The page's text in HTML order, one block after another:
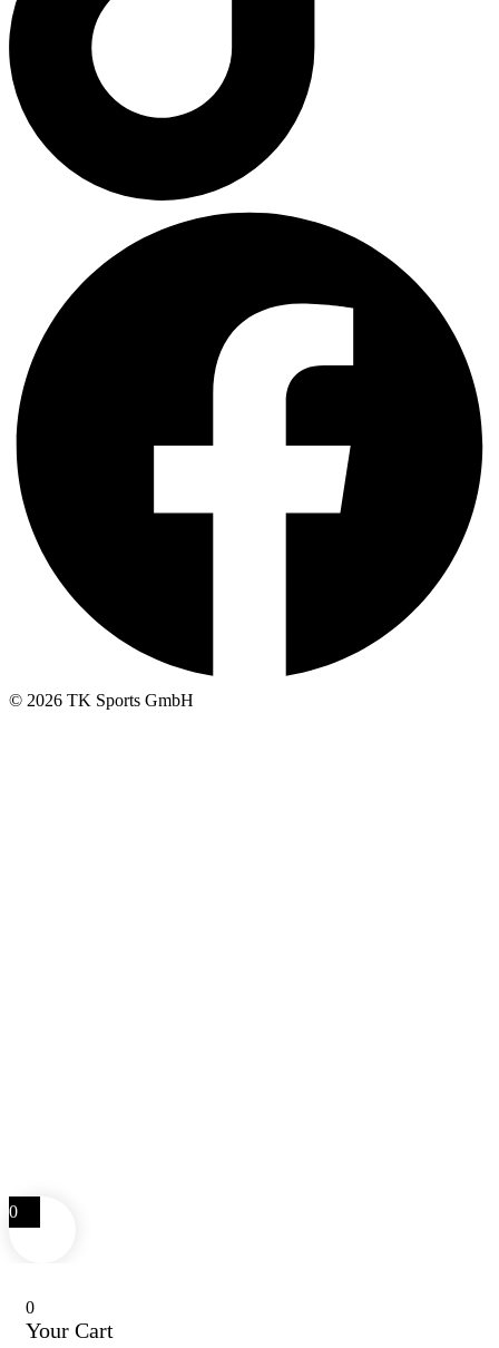
© 2026 TK Sports GmbH
0
0
Your Cart